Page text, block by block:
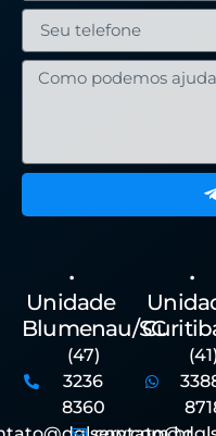
•
Unidade
Blumenau/SC
(47)
3236
8360
•
(41)